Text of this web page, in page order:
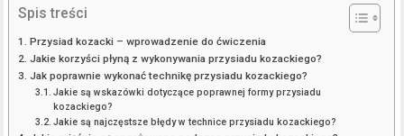
Spis treści
Przysiad kozacki – wprowadzenie do ćwiczenia
Jakie korzyści płyną z wykonywania przysiadu kozackiego?
Jak poprawnie wykonać technikę przysiadu kozackiego?
Jakie są wskazówki dotyczące poprawnej formy przysiadu
kozackiego?
Jakie są najczęstsze błędy w technice przysiadu kozackiego?